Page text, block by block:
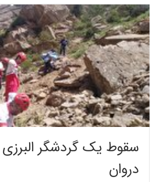
سقوط یک گردشگر البرزی
دروان